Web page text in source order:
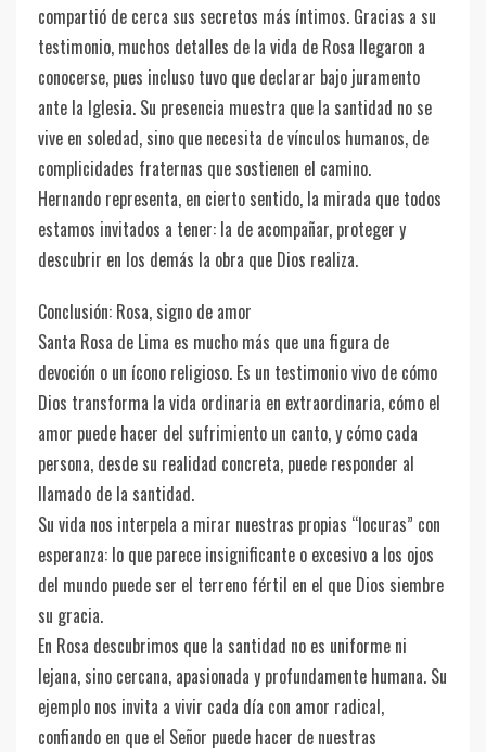
compartió de cerca sus secretos más íntimos. Gracias a su
testimonio, muchos detalles de la vida de Rosa llegaron a
conocerse, pues incluso tuvo que declarar bajo juramento
ante la Iglesia. Su presencia muestra que la santidad no se
vive en soledad, sino que necesita de vínculos humanos, de
complicidades fraternas que sostienen el camino.
Hernando representa, en cierto sentido, la mirada que todos
estamos invitados a tener: la de acompañar, proteger y
descubrir en los demás la obra que Dios realiza.
Conclusión: Rosa, signo de amor
Santa Rosa de Lima es mucho más que una figura de
devoción o un ícono religioso. Es un testimonio vivo de cómo
Dios transforma la vida ordinaria en extraordinaria, cómo el
amor puede hacer del sufrimiento un canto, y cómo cada
persona, desde su realidad concreta, puede responder al
llamado de la santidad.
Su vida nos interpela a mirar nuestras propias “locuras” con
esperanza: lo que parece insignificante o excesivo a los ojos
del mundo puede ser el terreno fértil en el que Dios siembre
su gracia.
En Rosa descubrimos que la santidad no es uniforme ni
lejana, sino cercana, apasionada y profundamente humana. Su
ejemplo nos invita a vivir cada día con amor radical,
confiando en que el Señor puede hacer de nuestras